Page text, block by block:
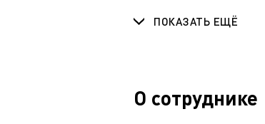
ПОКАЗАТЬ ЕЩЁ
О сотруднике